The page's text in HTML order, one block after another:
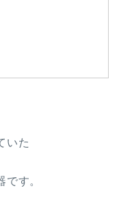
いた
す。